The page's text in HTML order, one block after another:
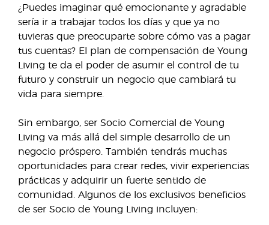
¿Puedes imaginar qué emocionante y agradable
sería ir a trabajar todos los días y que ya no
tuvieras que preocuparte sobre cómo vas a pagar
tus cuentas? El plan de compensación de Young
Living te da el poder de asumir el control de tu
futuro y construir un negocio que cambiará tu
vida para siempre.
Sin embargo, ser Socio Comercial de Young
Living va más allá del simple desarrollo de un
negocio próspero. También tendrás muchas
oportunidades para crear redes, vivir experiencias
prácticas y adquirir un fuerte sentido de
comunidad. Algunos de los exclusivos beneficios
de ser Socio de Young Living incluyen: